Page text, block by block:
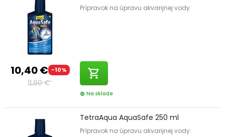
10,40 € -10%
11,60 €
Prípravok na úpravu akvarijnej vody.
shopping_cart
check_circle Na sklade
TetraAqua AquaSafe 250 ml
Prípravok na úpravu akvarijnej vody.